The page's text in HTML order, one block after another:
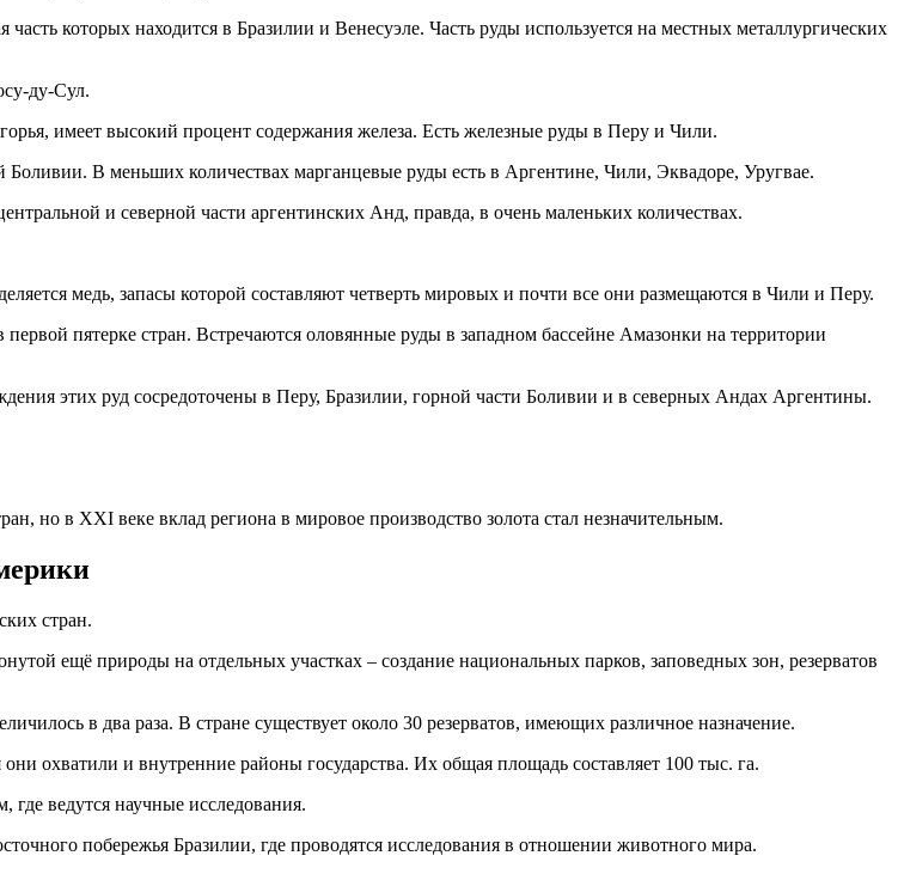
которых находится в Бразилии и Венесуэле. Часть руды используется на местных металлургических
ду-Сул.
имеет высокий процент содержания железа. Есть железные руды в Перу и Чили.
В меньших количествах марганцевые руды есть в Аргентине, Чили, Эквадоре, Уругвае.
и северной части аргентинских Анд, правда, в очень маленьких количествах.
медь, запасы которой составляют четверть мировых и почти все они размещаются в Чили и Перу.
пятерке стран. Встречаются оловянные руды в западном бассейне Амазонки на территории
этих руд сосредоточены в Перу, Бразилии, горной части Боливии и в северных Андах Аргентины.
но в XXI веке вклад региона в мировое производство золота стал незначительным.
стран.
ещё природы на отдельных участках – создание национальных парков, заповедных зон, резерватов
в два раза. В стране существует около 30 резерватов, имеющих различное назначение.
охватили и внутренние районы государства. Их общая площадь составляет 100 тыс. га.
ведутся научные исследования.
побережья Бразилии, где проводятся исследования в отношении животного мира.